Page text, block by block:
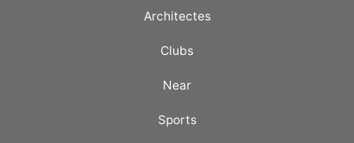
Architectes
Clubs
Near
Sports